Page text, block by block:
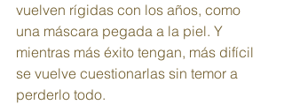
vuelven rígidas con los años, como
una máscara pegada a la piel. Y
mientras más éxito tengan, más difícil
se vuelve cuestionarlas sin temor a
perderlo todo.